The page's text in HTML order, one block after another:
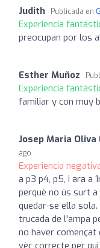
Judith Publicada en
Experiencia
preocupan por los
Esther Muñoz
Experiencia
familiar y con muy
Josep Maria
ago
Experiencia
a p3 p4, p5, i ara a
perquè no ús surt
quedar-se ella
trucada de l'ampa
no haver començat
vèc correcte per